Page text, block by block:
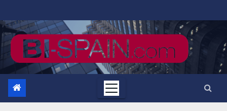
al
contenido